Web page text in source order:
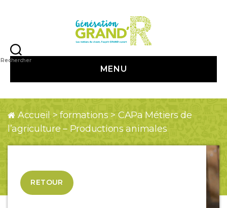
Rechercher
R
MENU
Accueil >formations > CAPa Métiers de
l’agriculture – Productions animales
RETOUR